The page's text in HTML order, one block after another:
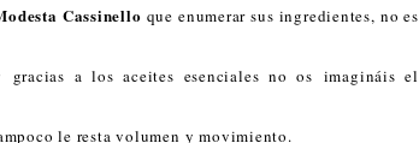
Cassinello que enumerar sus ingredientes, no es
a los aceites esenciales no os imagináis el
le resta volumen y movimiento.